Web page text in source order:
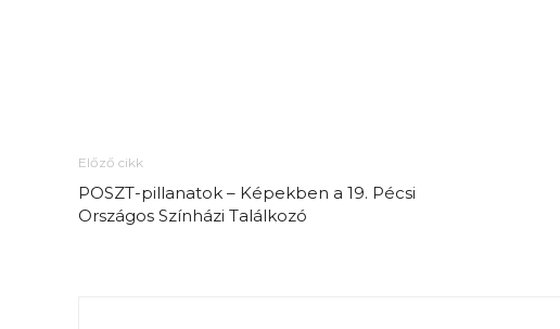
Előző cikk
POSZT-pillanatok – Képekben a 19. Pécsi
Országos Színházi Találkozó